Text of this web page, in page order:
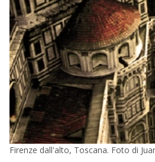
Firenze dall'alto, Toscana. Foto di